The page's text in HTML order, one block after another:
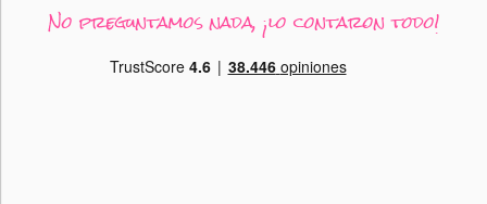
No preguntamos nada, ¡lo contaron todo!